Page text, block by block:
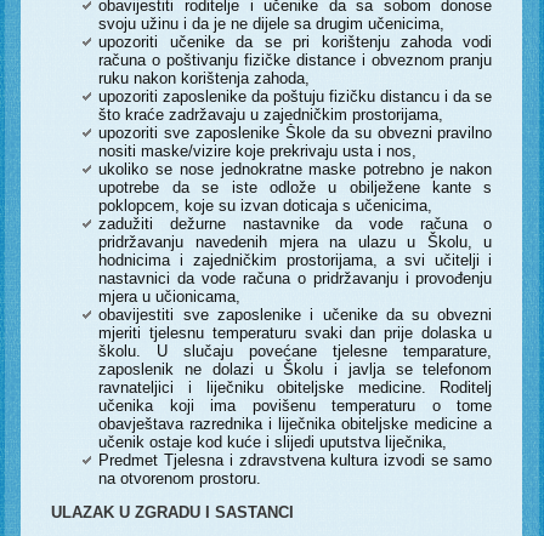
obavijestiti roditelje i učenike da sa sobom donose
svoju užinu i da je ne dijele sa drugim učenicima,
upozoriti učenike da se pri korištenju zahoda vodi
računa o poštivanju fizičke distance i obveznom pranju
ruku nakon korištenja zahoda,
upozoriti zaposlenike da poštuju fizičku distancu i da se
što kraće zadržavaju u zajedničkim prostorijama,
upozoriti sve zaposlenike Škole da su obvezni pravilno
nositi maske/vizire koje prekrivaju usta i nos,
ukoliko se nose jednokratne maske potrebno je nakon
upotrebe da se iste odlože u obilježene kante s
poklopcem, koje su izvan doticaja s učenicima,
zadužiti dežurne nastavnike da vode računa o
pridržavanju navedenih mjera na ulazu u Školu, u
hodnicima i zajedničkim prostorijama, a svi učitelji i
nastavnici da vode računa o pridržavanju i provođenju
mjera u učionicama,
obavijestiti sve zaposlenike i učenike da su obvezni
mjeriti tjelesnu temperaturu svaki dan prije dolaska u
školu. U slučaju povećane tjelesne temparature,
zaposlenik ne dolazi u Školu i javlja se telefonom
ravnateljici i liječniku obiteljske medicine. Roditelj
učenika koji ima povišenu temperaturu o tome
obavještava razrednika i liječnika obiteljske medicine a
učenik ostaje kod kuće i slijedi uputstva liječnika,
Predmet Tjelesna i zdravstvena kultura izvodi se samo
na otvorenom prostoru.
ULAZAK U ZGRADU I SASTANCI